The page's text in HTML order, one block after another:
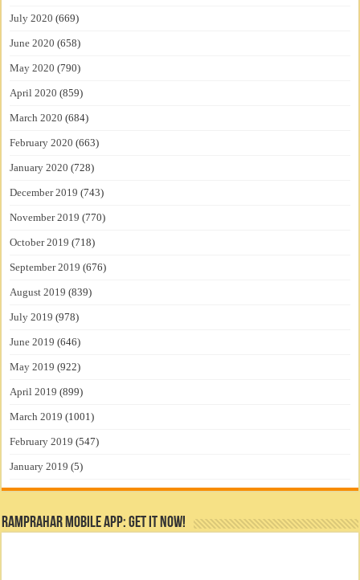
July 2020 (669)
June 2020 (658)
May 2020 (790)
April 2020 (859)
March 2020 (684)
February 2020 (663)
January 2020 (728)
December 2019 (743)
November 2019 (770)
October 2019 (718)
September 2019 (676)
August 2019 (839)
July 2019 (978)
June 2019 (646)
May 2019 (922)
April 2019 (899)
March 2019 (1001)
February 2019 (547)
January 2019 (5)
RamPrahar Mobile App: Get it Now!